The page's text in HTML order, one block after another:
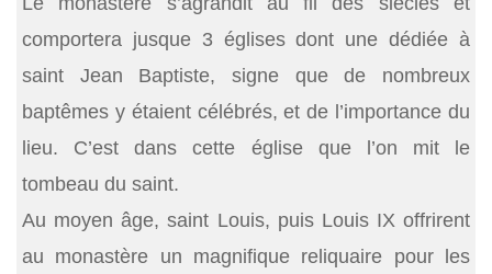
comportera jusque 3 églises dont une dédiée à
saint Jean Baptiste, signe que de nombreux
baptêmes y étaient célébrés, et de l’importance du
lieu. C’est dans cette église que l’on mit le
tombeau du saint.
Au moyen âge, saint Louis, puis Louis IX offrirent
au monastère un magnifique reliquaire pour les